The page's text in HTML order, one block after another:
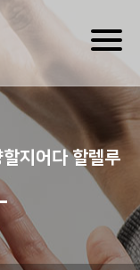
지어다 할렐루